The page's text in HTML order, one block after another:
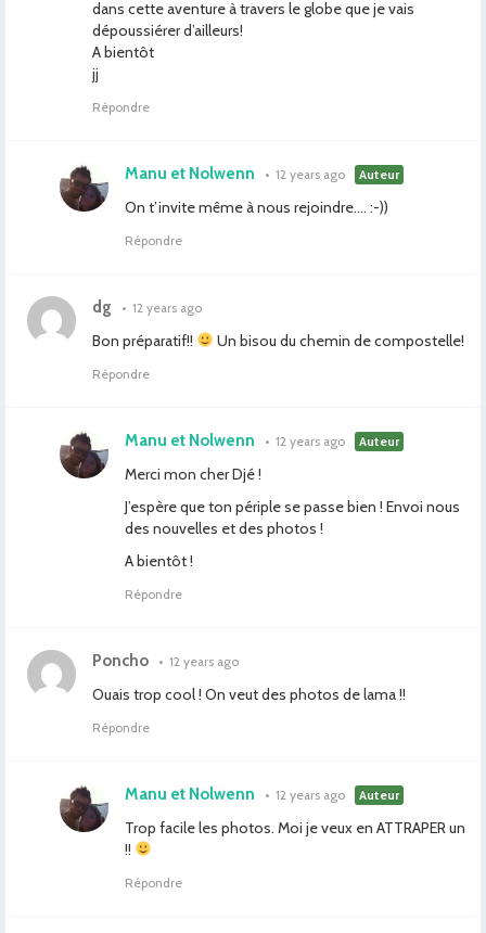
dans cette aventure à travers le globe que je vais
dépoussiérer d’ailleurs!
A bientôt
jj
Répondre
Manu et Nolwenn • 12 years ago Auteur
On t’invite même à nous rejoindre…. :-))
Répondre
dg • 12 years ago
Bon préparatif!! Un bisou du chemin de compostelle!
Répondre
Manu et Nolwenn • 12 years ago Auteur
Merci mon cher Djé !
J’espère que ton périple se passe bien ! Envoi nous
des nouvelles et des photos !
A bientôt !
Répondre
Poncho • 12 years ago
Ouais trop cool ! On veut des photos de lama !!
Répondre
Manu et Nolwenn • 12 years ago Auteur
Trop facile les photos. Moi je veux en ATTRAPER un
!!
Répondre